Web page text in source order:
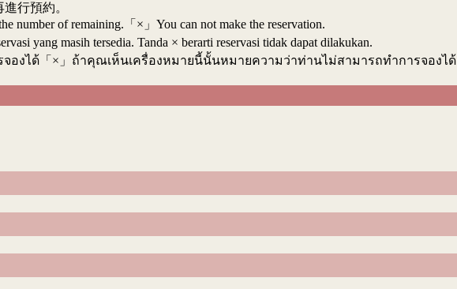
行預約。
number of remaining.「×」You can not make the reservation.
yang masih tersedia. Tanda × berarti reservasi tidak dapat dilakukan.
องได้「×」ถ้าคุณเห็นเครื่องหมายนี้นั้นหมายความว่าท่านไม่สามารถทำการจองได้